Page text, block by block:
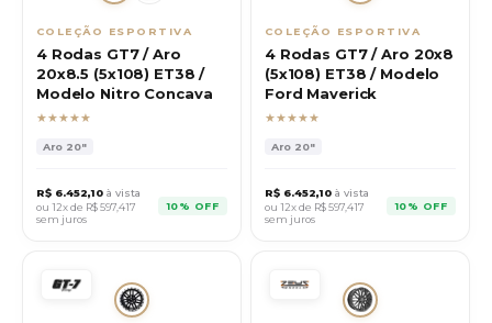
COLEÇÃO ESPORTIVA
4 Rodas GT7 / Aro
20x8.5 (5x108) ET38 /
Modelo Nitro Concava
★★★★★
Aro 20"
R$ 6.452,10 à vista
ou 12x de R$597,417
sem juros
10% OFF
COLEÇÃO ESPORTIVA
4 Rodas GT7 / Aro 20x8
(5x108) ET38 / Modelo
Ford Maverick
★★★★★
Aro 20"
R$ 6.452,10 à vista
ou 12x de R$597,417
sem juros
10% OFF